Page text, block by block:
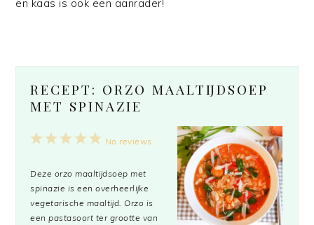
en kaas is ook een aanrader!
RECEPT: ORZO MAALTIJDSOEP
MET SPINAZIE
5
4
3
2
1
No reviews
Deze orzo maaltijdsoep met
spinazie is een overheerlijke
vegetarische maaltijd. Orzo is
een pastasoort ter grootte van